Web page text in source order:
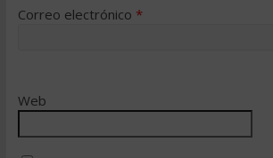
Correo electrónico *
Web